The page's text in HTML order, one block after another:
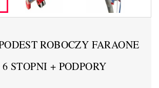
ROBOCZY FARAONE
6 STOPNI + PODPORY